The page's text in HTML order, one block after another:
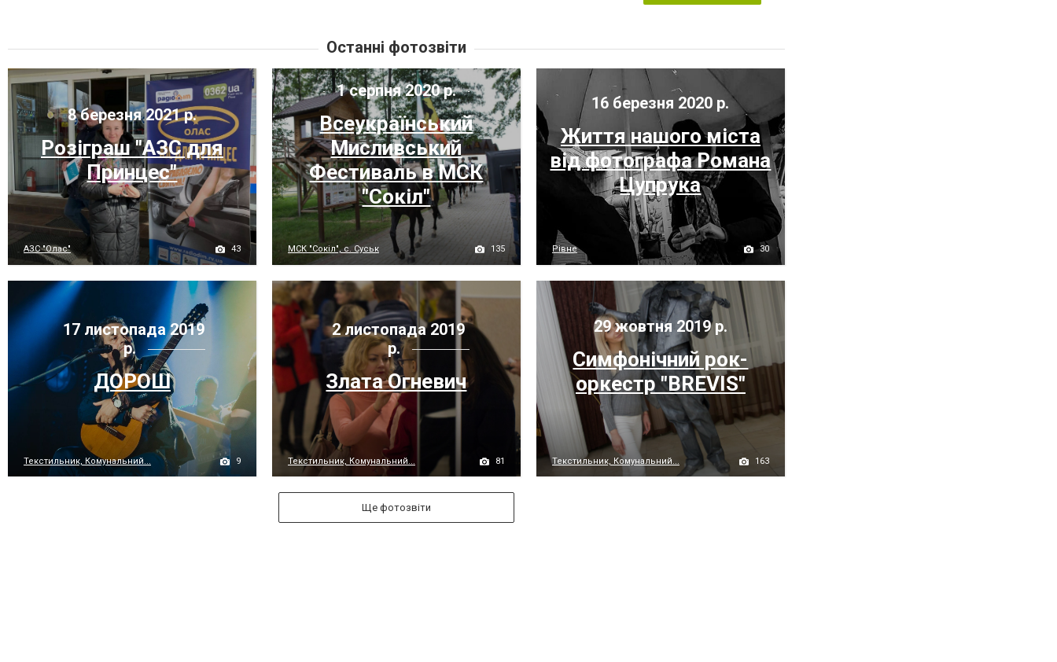
Останні фотозвіти
8 березня 2021 р.
Розіграш "АЗС для
Принцес"
АЗС "Олас" 43
1 серпня 2020 р.
Всеукраїнський
Мисливський
Фестиваль в МСК
"Сокіл"
МСК "Сокіл", с. Суськ 135
16 березня 2020 р.
Життя нашого міста
від фотографа Романа
Цупрука
Рівне 30
17 листопада 2019
р.
ДОРОШ
Текстильник, Комунальний... 9
2 листопада 2019
р.
Злата Огневич
Текстильник, Комунальний... 81
29 жовтня 2019 р.
Симфонічний рок-
оркестр "BREVIS"
Текстильник, Комунальний... 163
Ще фотозвіти